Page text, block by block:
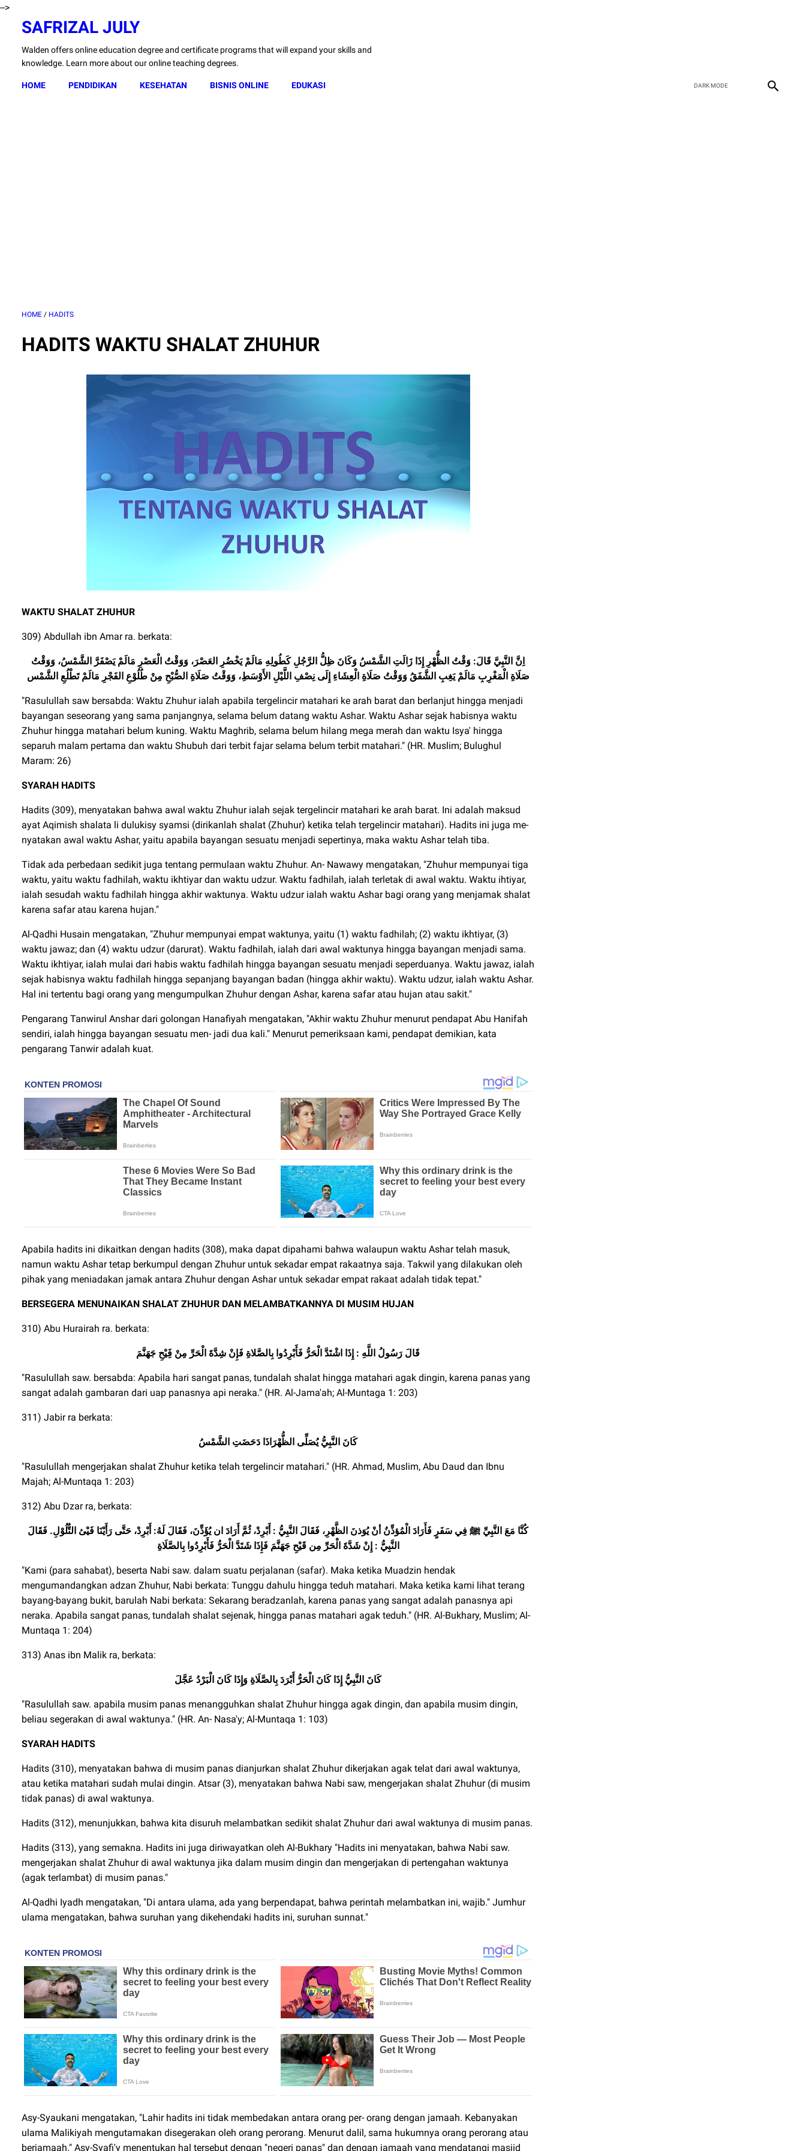
-->
SAFRIZAL JULY
Walden offers online education degree and certificate programs that will expand your skills and
knowledge. Learn more about our online teaching degrees.
HOME PENDIDIKAN KESEHATAN BISNIS ONLINE EDUKASI
HOME / HADITS
HADITS WAKTU SHALAT ZHUHUR
WAKTU SHALAT ZHUHUR
309) Abdullah ibn Amar ra. berkata:
اِنَّ النَّبِيَّ قَالَ: وَقْتُ الظُّهْرِ إِذَا زَالَتِ الشَّمْسُ وَكَانَ ظِلُّ الرَّجُلِ كَطُولِهِ مَالَمْ يَخْضُرِ العَصْرَ، وَوَقْتُ الْعَصْرِ مَالَمْ يَصْفَرَّ الشَّمْسُ، وَوَقْتُ
صَلَاةِ الْمَغْرِبِ مَالَمْ يَغِبِ الشَّفَقُ وَوَقْتُ صَلَاةِ الْعِشَاءِ إِلَى نِصْفِ اللَّيْلِ الأَوْسَطِ، وَوَقْتُ صَلَاةِ الصُّبْحِ مِنْ طُلُوْعِ الفَجْرِ مَالَمْ تَطْلُعِ الشَّمْس
"Rasulullah saw bersabda: Waktu Zhuhur ialah apabila tergelincir matahari ke arah barat dan berlanjut hingga menjadi
bayangan seseorang yang sama panjangnya, selama belum datang waktu Ashar. Waktu Ashar sejak habisnya waktu
Zhuhur hingga matahari belum kuning. Waktu Maghrib, selama belum hilang mega merah dan waktu Isya' hingga
separuh malam pertama dan waktu Shubuh dari terbit fajar selama belum terbit matahari." (HR. Muslim; Bulughul
Maram: 26)
SYARAH HADITS
Hadits (309), menyatakan bahwa awal waktu Zhuhur ialah sejak tergelincir matahari ke arah barat. Ini adalah maksud
ayat Aqimish shalata li dulukisy syamsi (dirikanlah shalat (Zhuhur) ketika telah tergelincir matahari). Hadits ini juga me-
nyatakan awal waktu Ashar, yaitu apabila bayangan sesuatu menjadi sepertinya, maka waktu Ashar telah tiba.
Tidak ada perbedaan sedikit juga tentang permulaan waktu Zhuhur. An- Nawawy mengatakan, "Zhuhur mempunyai tiga
waktu, yaitu waktu fadhilah, waktu ikhtiyar dan waktu udzur. Waktu fadhilah, ialah terletak di awal waktu. Waktu ihtiyar,
ialah sesudah waktu fadhilah hingga akhir waktunya. Waktu udzur ialah waktu Ashar bagi orang yang menjamak shalat
karena safar atau karena hujan."
Al-Qadhi Husain mengatakan, "Zhuhur mempunyai empat waktunya, yaitu (1) waktu fadhilah; (2) waktu ikhtiyar, (3)
waktu jawaz; dan (4) waktu udzur (darurat). Waktu fadhilah, ialah dari awal waktunya hingga bayangan menjadi sama.
Waktu ikhtiyar, ialah mulai dari habis waktu fadhilah hingga bayangan sesuatu menjadi seperduanya. Waktu jawaz, ialah
sejak habisnya waktu fadhilah hingga sepanjang bayangan badan (hingga akhir waktu). Waktu udzur, ialah waktu Ashar.
Hal ini tertentu bagi orang yang mengumpulkan Zhuhur dengan Ashar, karena safar atau hujan atau sakit."
Pengarang Tanwirul Anshar dari golongan Hanafiyah mengatakan, "Akhir waktu Zhuhur menurut pendapat Abu Hanifah
sendiri, ialah hingga bayangan sesuatu men- jadi dua kali." Menurut pemeriksaan kami, pendapat demikian, kata
pengarang Tanwir adalah kuat.
Apabila hadits ini dikaitkan dengan hadits (308), maka dapat dipahami bahwa walaupun waktu Ashar telah masuk,
namun waktu Ashar tetap berkumpul dengan Zhuhur untuk sekadar empat rakaatnya saja. Takwil yang dilakukan oleh
pihak yang meniadakan jamak antara Zhuhur dengan Ashar untuk sekadar empat rakaat adalah tidak tepat."
BERSEGERA MENUNAIKAN SHALAT ZHUHUR DAN MELAMBATKANNYA DI MUSIM HUJAN
310) Abu Hurairah ra. berkata:
قَالَ رَسُولُ اللَّهِ : إِذَا اشْتَدَّ الْحَرُّ فَأَبْرِدُوا بِالصَّلاةِ فَإِنْ شِدَّةَ الْحَرِّ مِنْ فَِيْحِ جَهَنَّمَ
"Rasulullah saw. bersabda: Apabila hari sangat panas, tundalah shalat hingga matahari agak dingin, karena panas yang
sangat adalah gambaran dari uap panasnya api neraka." (HR. Al-Jama'ah; Al-Muntaga 1: 203)
311) Jabir ra berkata:
كَانَ النَّبِيُّ يُصَلِّى الظُّهْرَاذَا دَحَضَتِ الشَّمْسُ
"Rasulullah mengerjakan shalat Zhuhur ketika telah tergelincir matahari." (HR. Ahmad, Muslim, Abu Daud dan Ibnu
Majah; Al-Muntaqa 1: 203)
312) Abu Dzar ra, berkata:
كُنَّا مَعَ النَّبِيِّ ﷺ فِي سَفَرٍ فَأَرَادَ الْمُؤذِّنُ أنْ يُوَذنَ الظَّهْرِ، فَقَالَ النَّبِيُّ : أَبْرِدْ، ثُمَّ أَرَادَ ان يُؤَذِّنَ، فَقَالَ لَهُ: أَبْرِدْ، حَتَّى رَأَيْنَا فَيْئ التُّلُوْلِ. فَقَالَ
النَّبِيُّ : إِنْ شَدَّةَ الْحَرِّ مِن قَيْحِ جَهَنَّمَ فَإِذَا شَتَدَّ الْحَرُّ فَأَبْرِدُوا بِالصَّلَاةِ
"Kami (para sahabat), beserta Nabi saw. dalam suatu perjalanan (safar). Maka ketika Muadzin hendak
mengumandangkan adzan Zhuhur, Nabi berkata: Tunggu dahulu hingga teduh matahari. Maka ketika kami lihat terang
bayang-bayang bukit, barulah Nabi berkata: Sekarang beradzanlah, karena panas yang sangat adalah panasnya api
neraka. Apabila sangat panas, tundalah shalat sejenak, hingga panas matahari agak teduh." (HR. Al-Bukhary, Muslim; Al-
Muntaqa 1: 204)
313) Anas ibn Malik ra, berkata:
كَانَ النَّبِيُّ إِذَا كَانَ الْحَرُّ أَبْرَدَ بِالصَّلَاةِ وَإِذَا كَانَ الْبَرْدُ عَجَّلَ
"Rasulullah saw. apabila musim panas menangguhkan shalat Zhuhur hingga agak dingin, dan apabila musim dingin,
beliau segerakan di awal waktunya." (HR. An- Nasa'y; Al-Muntaqa 1: 103)
SYARAH HADITS
Hadits (310), menyatakan bahwa di musim panas dianjurkan shalat Zhuhur dikerjakan agak telat dari awal waktunya,
atau ketika matahari sudah mulai dingin. Atsar (3), menyatakan bahwa Nabi saw, mengerjakan shalat Zhuhur (di musim
tidak panas) di awal waktunya.
Hadits (312), menunjukkan, bahwa kita disuruh melambatkan sedikit shalat Zhuhur dari awal waktunya di musim panas.
Hadits (313), yang semakna. Hadits ini juga diriwayatkan oleh Al-Bukhary "Hadits ini menyatakan, bahwa Nabi saw.
mengerjakan shalat Zhuhur di awal waktunya jika dalam musim dingin dan mengerjakan di pertengahan waktunya
(agak terlambat) di musim panas."
Al-Qadhi Iyadh mengatakan, "Di antara ulama, ada yang berpendapat, bahwa perintah melambatkan ini, wajib." Jumhur
ulama mengatakan, bahwa suruhan yang dikehendaki hadits ini, suruhan sunnat."
Asy-Syaukani mengatakan, "Lahir hadits ini tidak membedakan antara orang per- orang dengan jamaah. Kebanyakan
ulama Malikiyah mengutamakan disegerakan oleh orang perorang. Menurut dalil, sama hukumnya orang perorang atau
berjamaah." Asy-Syafi'y menentukan hal tersebut dengan "negeri panas" dan dengan jamaah yang mendatangi masjid